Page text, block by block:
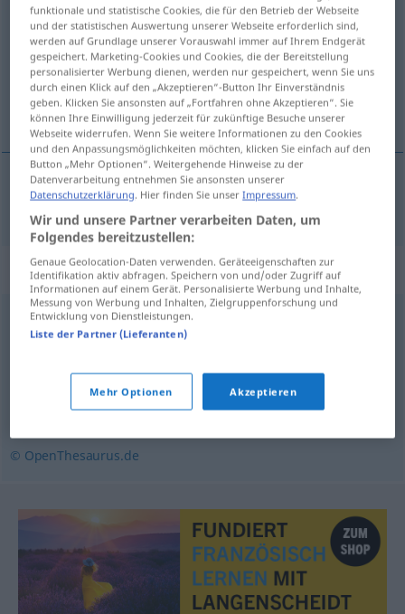
Empörungf <Empörung;Empörungen >
Übersicht aller Übersetzungen
(Für mehr Details die Übersetzung anklicken/antippen)
indignation
indignationf Empörung
Synonyme für "Empörung"
Rage,Aufregung,Stinkwut
Verärgerung,Zorn,Feindseligkeit,Ärger,Wutanfall
Entrüstung,Wut
© OpenThesaurus.de
funktionale und statistische Cookies, die für den Betrieb der Webseite
und der statistischen Auswertung unserer Webseite erforderlich sind,
werden auf Grundlage unserer Vorauswahl immer auf Ihrem Endgerät
gespeichert. Marketing-Cookies und Cookies, die der Bereitstellung
personalisierter Werbung dienen, werden nur gespeichert, wenn Sie uns
durch einen Klick auf den „Akzeptieren“-Button Ihr Einverständnis
geben. Klicken Sie ansonsten auf „Fortfahren ohne Akzeptieren“. Sie
können Ihre Einwilligung jederzeit für zukünftige Besuche unserer
Webseite widerrufen. Wenn Sie weitere Informationen zu den Cookies
und den Anpassungsmöglichkeiten möchten, klicken Sie einfach auf den
Button „Mehr Optionen“. Weitergehende Hinweise zu der
Datenverarbeitung entnehmen Sie ansonsten unserer
Datenschutzerklärung. Hier finden Sie unserImpressum.
Wir und unsere Partner verarbeiten Daten, um
Folgendes bereitzustellen:
Genaue Geolocation-Daten verwenden. Geräteeigenschaften zur
Identifikation aktiv abfragen. Speichern von und/oder Zugriff auf
Informationen auf einem Gerät. Personalisierte Werbung und Inhalte,
Messung von Werbung und Inhalten, Zielgruppenforschung und
Entwicklung von Dienstleistungen.
Liste der Partner (Lieferanten)
Mehr Optionen Akzeptieren